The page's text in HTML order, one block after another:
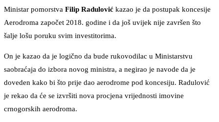
Ministar pomorstva Filip Radulović kazao je da postupak koncesije
Aerodroma započet 2018. godine i da još uvijek nije završen što
šalje lošu poruku svim investitorima.
On je kazao da je logično da bude rukovodilac u Ministarstvu
saobraćaja do izbora novog ministra, a negirao je navode da je
doveden kako bi što prije dao aerodrome pod koncesiju. Radulović
je rekao da će se izvršiti nova procjena vrijednosti imovine
crnogorskih aerodroma.